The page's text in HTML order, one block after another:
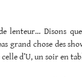
lenteur… Disons
chose des
d’U, un soir en